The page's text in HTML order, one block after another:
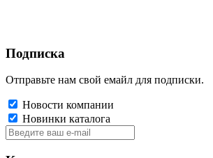
Подписка
Отправьте нам свой емайл для подписки.
Новости компании
Новинки каталога